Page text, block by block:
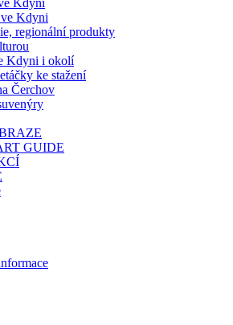
Kdyni
Kdyni
regionální produkty
Kdyni i okolí
ke stažení
Čerchov
GUIDE